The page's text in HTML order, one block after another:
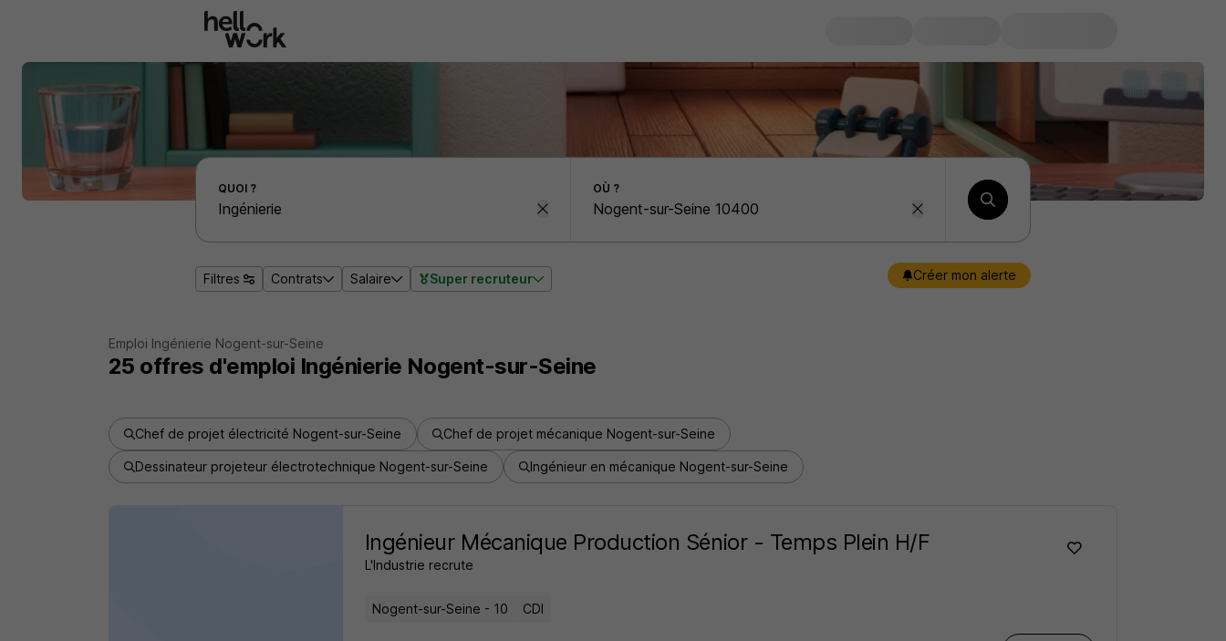
Effectuer une recherche d'emploi par localité
QUOI ? OÙ ?
Filtres Contrats Salaire Super recruteur Créer mon alerte
Emploi Ingénierie Nogent-sur-Seine
25 offres d'emploi Ingénierie Nogent-sur-Seine
Chef de projet électricité Nogent-sur-Seine Chef de projet mécanique Nogent-sur-Seine
Dessinateur projeteur électrotechnique Nogent-sur-Seine Ingénieur en mécanique Nogent-sur-Seine
Ingénieur Mécanique Production Sénior - Temps Plein H/F
L'Industrie recrute
Nogent-sur-Seine - 10 CDI